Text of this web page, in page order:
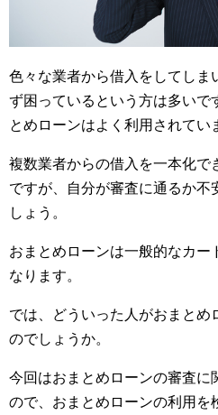
色々な業者から借入をしてしま
ず困っているという方は多いで
とめローンはよく利用されてい
複数業者からの借入を一本化で
ですが、自分が審査に通るか不
しょう。
おまとめローンは一般的なカー
なります。
では、どういった人がおまとめ
のでしょうか。
今回はおまとめローンの審査に
ので、おまとめローンの利用を